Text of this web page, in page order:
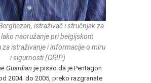
istraživač i stručnjak za
naoružanje pri belgijskom
za istraživanje i informacije o miru
i sigurnosti (GRIP)
Guardian je pisao da je Pentagon
2004. do 2005, preko razgranate